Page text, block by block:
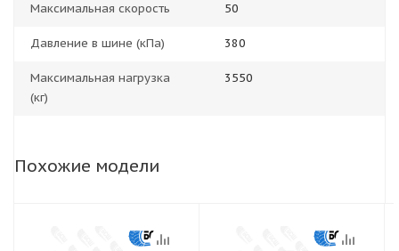
Максимальная скорость 50
Давление в шине (кПа) 380
Максимальная нагрузка
(кг)
3550
Похожие модели